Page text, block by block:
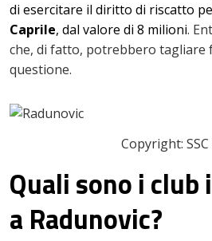
di esercitare il diritto di riscatto
Caprile, dal valore di 8 milioni.
che, di fatto, potrebbero tagliare
questione.
Copyright:
Quali sono i
a Radunovic?